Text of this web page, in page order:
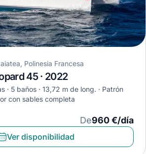
Polinesia Francesa
45 · 2022
5 baños 13,72 m de long.
Patrón
con sables completa
De960 €/día
Ver disponibilidad